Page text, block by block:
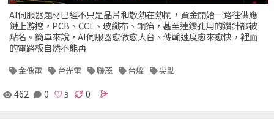
AI伺服器題材已經不只是晶片和散熱在熱鬧，資金開始一路往供應
鏈上游挖，PCB、CCL、玻纖布、銅箔，甚至連鑽孔用的鑽針都被
點名。簡單來說，AI伺服器愈做愈大台、傳輸速度愈來愈快，裡面
的電路板自然不能再
金像電 台光電 聯茂 台燿 尖點
462 0 0